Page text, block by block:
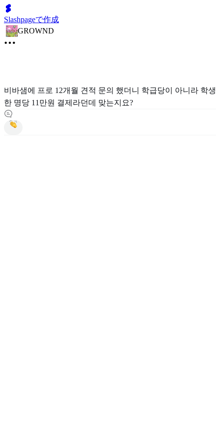
Slashpageで作成
GROWND
비바샘에 프로 12개월 견적 문의 했더니 학급당이 아니라 학생
한 명당 11만원 결제라던데 맞는지요?